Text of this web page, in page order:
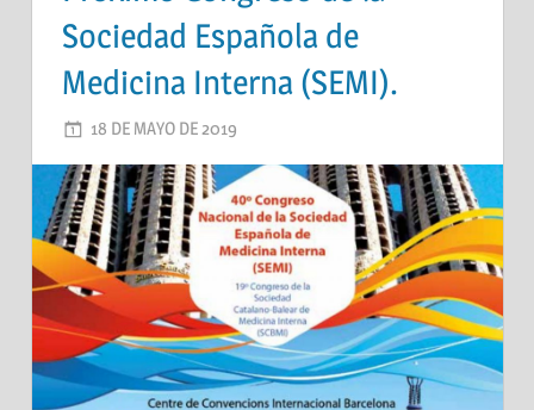
Sociedad Española de
Medicina Interna (SEMI).
18 DE MAYO DE 2019